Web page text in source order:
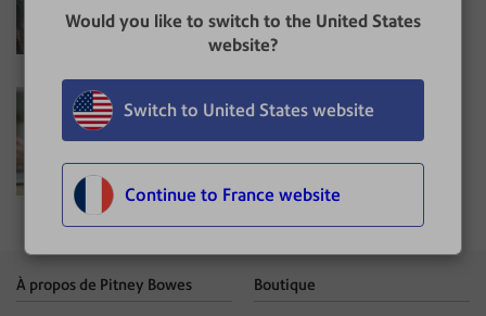
Would you like to switch to the United States
website?
Switch to United States website
Continue to France website
13/03/2025 Automatisation des processus métier
Facturation électronique : le
compte à rebours est lancé
30/09/2025 Transformation digitale
À propos de Pitney Bowes Boutique